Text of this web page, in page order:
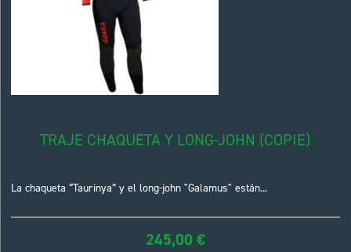
TRAJE CHAQUETA Y LONG-JOHN (COPIE)
La chaqueta “Taurinya” y el long-john "Galamus" están...
245,00 €